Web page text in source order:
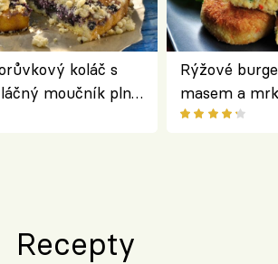
koláč s
moučník plný
Rýžové
masem a
salátem –
Recepty